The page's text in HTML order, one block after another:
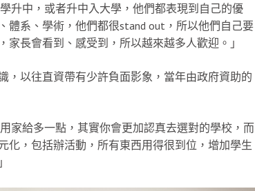
升中，或者升中入大學，他們都表現到自己的優
體系、學術，他們都很stand out，所以他們自己要
長會看到、感受到，所以越來越多人歡迎。」
，以往直資帶有少許負面影象，當年由政府資助的
家給多一點，其實你會更加認真去選對的學校，而
化，包括辦活動，所有東西用得很到位，增加學生